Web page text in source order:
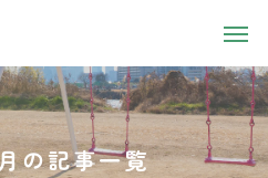
の記事一覧